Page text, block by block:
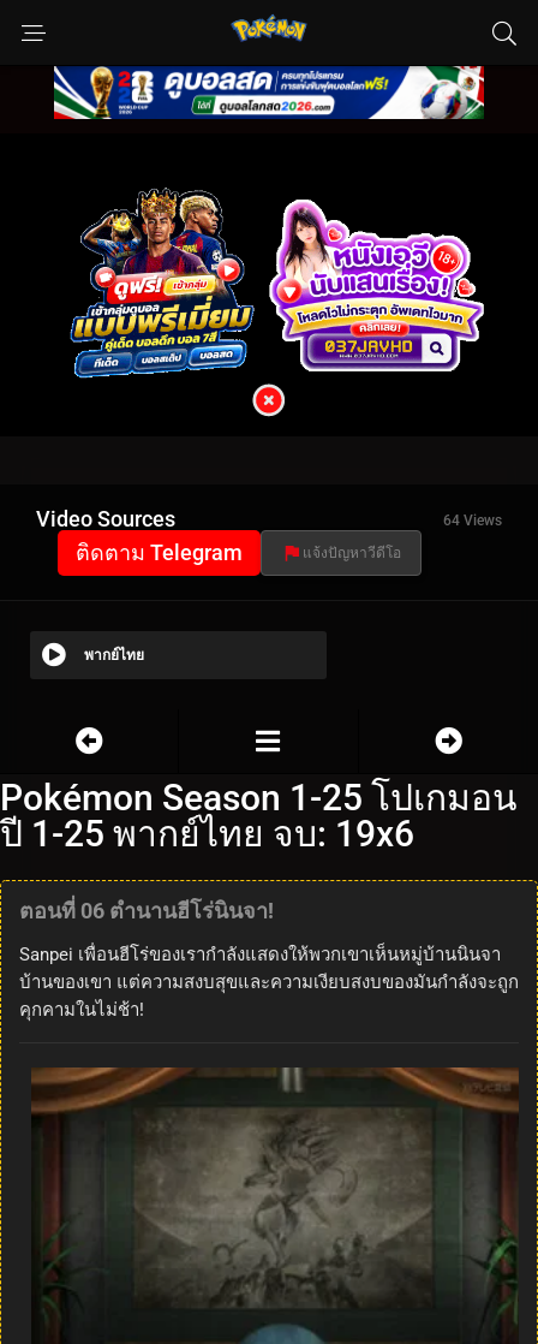
Video Sources 64 Views
ติดตาม Telegram แจ้งปัญหาวีดีโอ
พากย์ไทย
Pokémon Season 1-25 โปเกมอน
ปี 1-25 พากย์ไทย จบ: 19x6
ตอนที่ 06 ตำนานฮีโร่นินจา!
Sanpei เพื่อนฮีโร่ของเรากำลังแสดงให้พวกเขาเห็นหมู่บ้านนินจา
บ้านของเขา แต่ความสงบสุขและความเงียบสงบของมันกำลังจะถูก
คุกคามในไม่ช้า!